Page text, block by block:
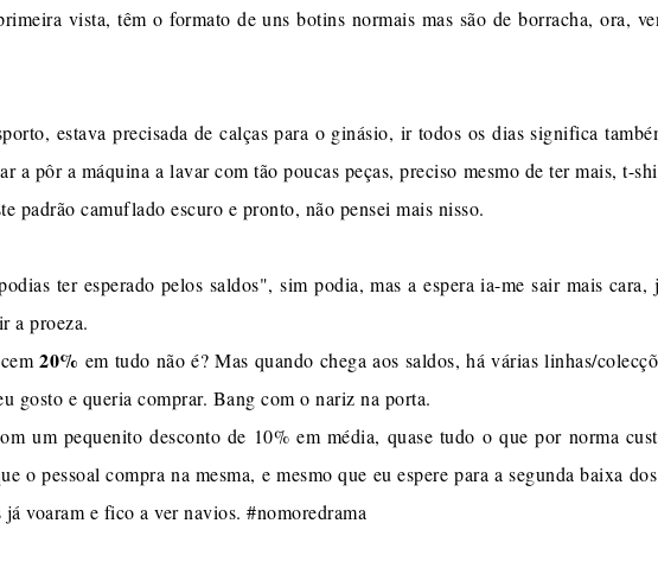
vista, têm o formato de uns botins normais mas são de borracha, ora,
estava precisada de calças para o ginásio, ir todos os dias significa
a pôr a máquina a lavar com tão poucas peças, preciso mesmo de ter mais, t-
padrão camuflado escuro e pronto, não pensei mais nisso.
ter esperado pelos saldos", sim podia, mas a espera ia-me sair mais cara,
a proeza.
20% em tudo não é? Mas quando chega aos saldos, há várias linhas/
gosto e queria comprar. Bang com o nariz na porta.
um pequenito desconto de 10% em média, quase tudo o que por norma
o pessoal compra na mesma, e mesmo que eu espere para a segunda baixa
já voaram e fico a ver navios. #nomoredrama